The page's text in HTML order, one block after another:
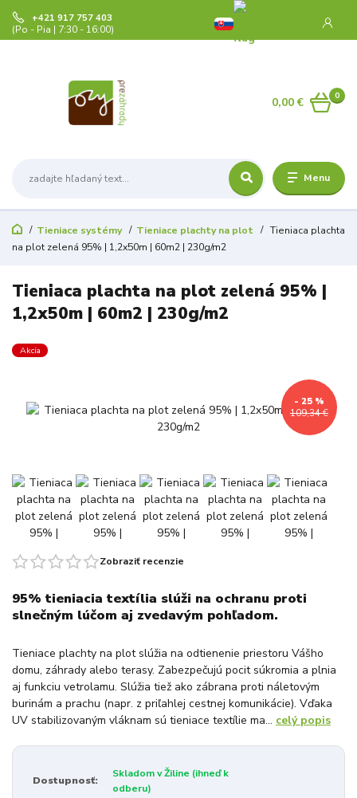
Menu
+421 917 757 403
(Po - Pia | 7:30 - 16:00)
0
0,00 €
Tieniace systémy Tieniace plachty na plot
Tieniaca plachta
na plot zelená 95% | 1,2x50m | 60m2 | 230g/m2
Tieniaca plachta na plot zelená 95% |
1,2x50m | 60m2 | 230g/m2
Akcia
109,34 €
- 25 %
Zobraziť recenzie
95% tieniacia textília slúži na ochranu proti
slnečným lúčom aj zvedavým pohľadom.
Tieniace plachty na plot slúžia na odtienenie priestoru Vášho
domu, záhrady alebo terasy. Zabezpečujú pocit súkromia a plnia
aj funkciu vetrolamu. Slúžia tiež ako zábrana proti náletovým
burinám a prachu (napr. z priľahlej cestnej komunikácie). Vďaka
UV stabilizovaným vláknam sú tieniace textílie ma... celý popis
Dostupnosť:
Skladom v Žiline (ihneď k
odberu)